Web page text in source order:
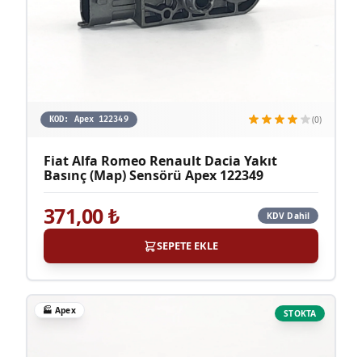
KOD: Apex 122349 (0)
Fiat Alfa Romeo Renault Dacia Yakıt
Basınç (Map) Sensörü Apex 122349
371,00₺ KDV Dahil
SEPETE EKLE
STOKTA
🏭Apex